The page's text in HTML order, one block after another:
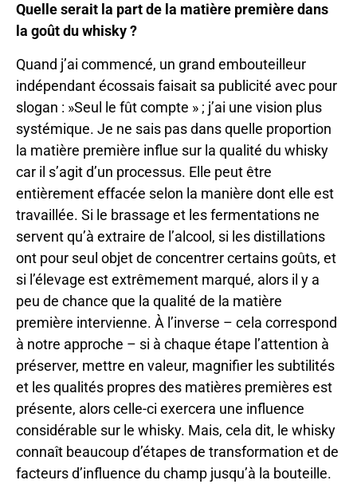
Quelle serait la part de la matière première dans
la goût du whisky ?
Quand j’ai commencé, un grand embouteilleur
indépendant écossais faisait sa publicité avec pour
slogan : »Seul le fût compte » ; j’ai une vision plus
systémique. Je ne sais pas dans quelle proportion
la matière première influe sur la qualité du whisky
car il s’agit d’un processus. Elle peut être
entièrement effacée selon la manière dont elle est
travaillée. Si le brassage et les fermentations ne
servent qu’à extraire de l’alcool, si les distillations
ont pour seul objet de concentrer certains goûts, et
si l’élevage est extrêmement marqué, alors il y a
peu de chance que la qualité de la matière
première intervienne. À l’inverse – cela correspond
à notre approche – si à chaque étape l’attention à
préserver, mettre en valeur, magnifier les subtilités
et les qualités propres des matières premières est
présente, alors celle-ci exercera une influence
considérable sur le whisky. Mais, cela dit, le whisky
connaît beaucoup d’étapes de transformation et de
facteurs d’influence du champ jusqu’à la bouteille.